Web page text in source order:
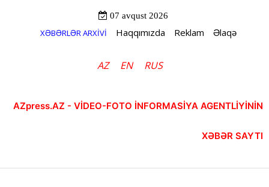
07 avqust 2026
XƏBƏRLƏR ARXİVİ Haqqımızda Reklam Əlaqə
AZ EN RUS
AZpress.AZ - VİDEO-FOTO İNFORMASİYA AGENTLİYİNİN
XƏBƏR SAYTI